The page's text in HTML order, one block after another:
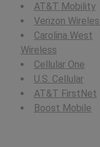
AT&T Mobility
Verizon
Carolina West
Wireless
Cellular One
U.S. Cellular
AT&T FirstNet
Boost Mobile